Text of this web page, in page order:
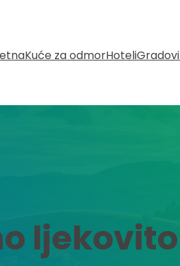
Kuće za odmorHoteli